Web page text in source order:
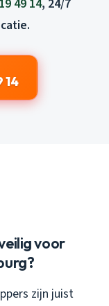
49 14, 24/7
14
voor
zijn juist